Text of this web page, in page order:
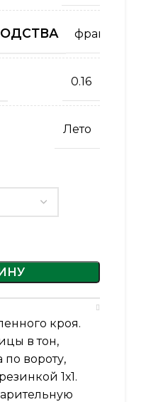
франция
0.16
Лето
кроя.
в тон,
вороту,
1х1.